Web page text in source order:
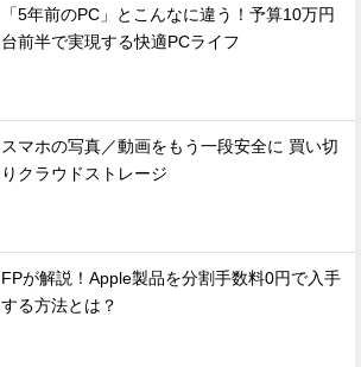
「5年前のPC」とこんなに違う！予算10万円
台前半で実現する快適PCライフ
スマホの写真／動画をもう一段安全に 買い切
りクラウドストレージ
FPが解説！Apple製品を分割手数料0円で入手
する方法とは？